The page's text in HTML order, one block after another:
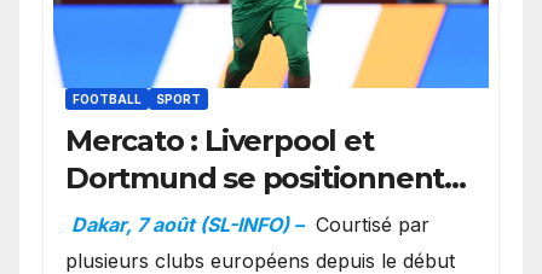
FOOTBALL SPORT
Mercato : Liverpool et
Dortmund se positionnent
en favoris pour recruter
Ibrahim Mbaye
Dakar, 7 août (SL-INFO) – Courtisé par
plusieurs clubs européens depuis le début